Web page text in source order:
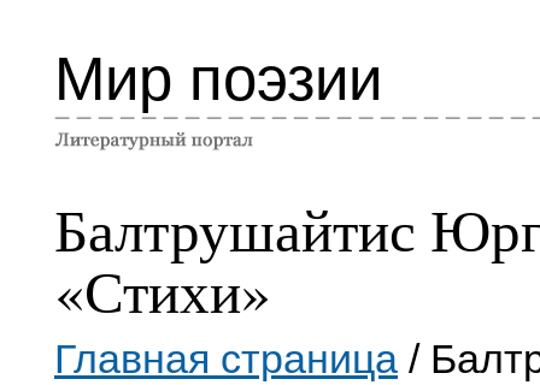
Мир поэзии
Балтрушайтис
«Стихи»
Главная страница /